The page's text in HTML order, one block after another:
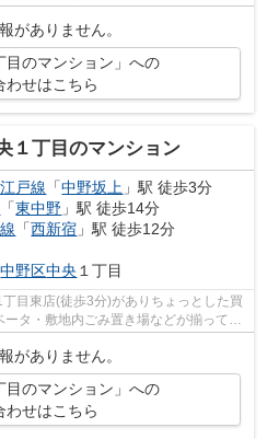
がありません。
目のマンション」への
わせはこちら
１丁目のマンション
戸線 「中野坂上 」駅 徒歩3分
「東中野 」駅 徒歩14分
「西新宿 」駅 徒歩12分
中野区中央 １丁目
目東店(徒歩3分)がありちょっとした買
タ・敷地内ごみ置き場などが揃ってお
...
がありません。
目のマンション」への
わせはこちら